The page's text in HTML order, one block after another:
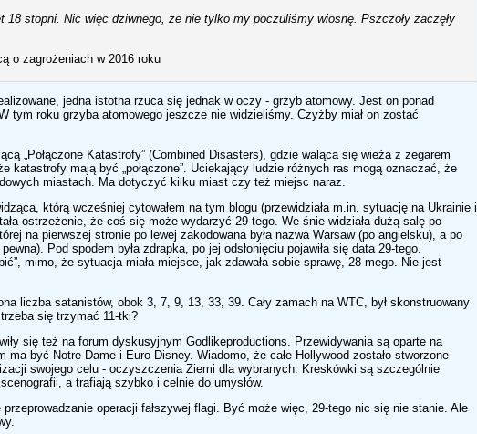
18 stopni. Nic więc dziwnego, że nie tylko my poczuliśmy wiosnę. Pszczoły zaczęły
o zagrożeniach w 2016 roku
jedna istotna rzuca się jednak w oczy - grzyb atomowy. Jest on ponad
tym roku grzyba atomowego jeszcze nie widzieliśmy. Czyżby miał on zostać
„Połączone Katastrofy” (Combined Disasters), gdzie waląca się wieża z zegarem
mają być „połączone”. Uciekający ludzie różnych ras mogą oznaczać, że
miastach. Ma dotyczyć kilku miast czy też miejsc naraz.
którą wcześniej cytowałem na tym blogu (przewidziała m.in. sytuację na Ukrainie i
ostrzeżenie, że coś się może wydarzyć 29-tego. We śnie widziała dużą salę po
na pierwszej stronie po lewej zakodowana była nazwa Warsaw (po angielsku), a po
Pod spodem była zdrapka, po jej odsłonięciu pojawiła się data 29-tego.
mimo, że sytuacja miała miejsce, jak zdawała sobie sprawę, 28-mego. Nie jest
liczba satanistów, obok 3, 7, 9, 13, 33, 39. Cały zamach na WTC, był skonstruowany
się trzymać 11-tki?
się też na forum dyskusyjnym Godlikeproductions. Przewidywania są oparte na
być Notre Dame i Euro Disney. Wiadomo, że całe Hollywood zostało stworzone
swojego celu - oczyszczenia Ziemi dla wybranych. Kreskówki są szczególnie
a trafiają szybko i celnie do umysłów.
operacji fałszywej flagi. Być może więc, 29-tego nic się nie stanie. Ale